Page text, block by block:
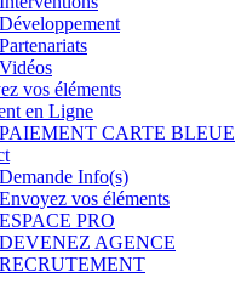
Développement
Partenariats
Vidéos
vos éléments
en Ligne
PAIEMENT CARTE BLEUE
Demande Info(s)
Envoyez vos éléments
ESPACE PRO
DEVENEZ AGENCE
RECRUTEMENT